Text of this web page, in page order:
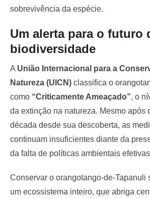
sobrevivência da espécie.
Um alerta para o futuro
biodiversidade
A União Internacional para a
Natureza (UICN) classifica o
como “Criticamente Ameaçado”, o
da extinção na natureza. Mesmo após
década desde sua descoberta, as
continuam insuficientes diante da
da falta de políticas ambientais
Conservar o orangotango-de-Tapanuli
um ecossistema inteiro, que abriga